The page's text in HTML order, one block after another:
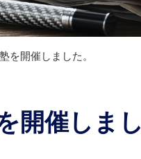
を開催しました。
開催しまし